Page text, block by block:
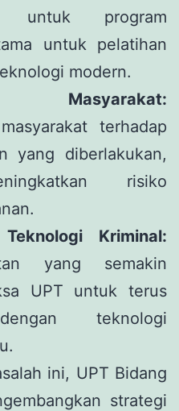
untuk program
untuk pelatihan
modern.
Masyarakat:
terhadap
yang diberlakukan,
risiko
Kriminal:
yang semakin
UPT untuk terus
teknologi
ini, UPT Bidang
strategi